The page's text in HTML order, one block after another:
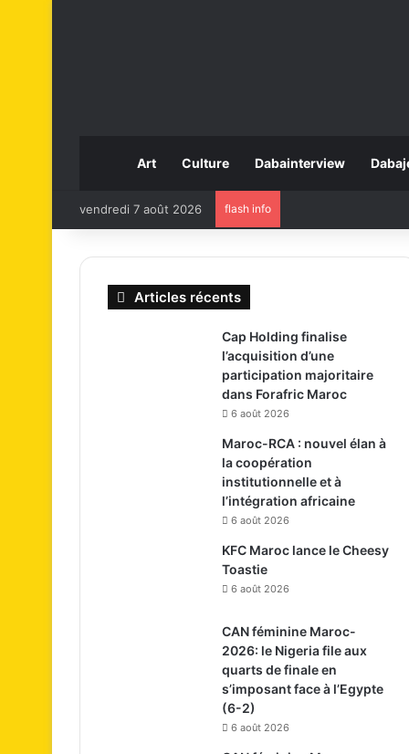
Art Culture Dabainterview
vendredi 7 août 2026 flash info
Articles récents
Cap Holding finalise
l’acquisition d’une
participation majoritaire
dans Forafric Maroc
6 août 2026
Maroc-RCA : nouvel élan à
la coopération
institutionnelle et à
l’intégration africaine
6 août 2026
KFC Maroc lance le Cheesy
Toastie
6 août 2026
CAN féminine Maroc-
2026: le Nigeria file aux
quarts de finale en
s’imposant face à l’Egypte
(6-2)
6 août 2026